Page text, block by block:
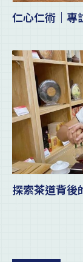
仁心仁術｜專
探索茶道背後